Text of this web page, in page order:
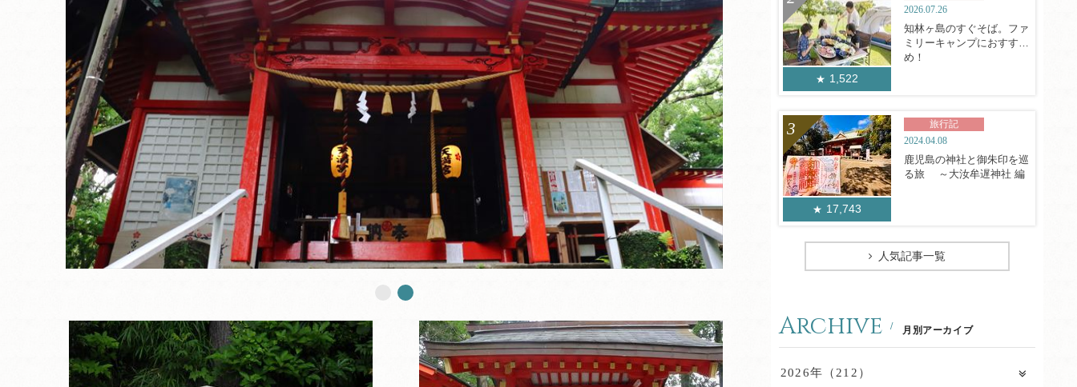
1,522
2026.07.26
知林ヶ島のすぐそば。ファ
ミリーキャンプにおすす
め！
17,743
旅行記
2024.04.08
鹿児島の神社と御朱印を巡
る旅 ～大汝牟遅神社 編
人気記事一覧
Archive 月別アーカイブ
2026年（212）